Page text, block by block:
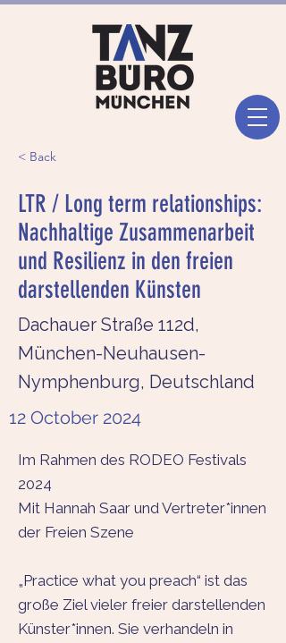
< Back
LTR / Long term relationships:
Nachhaltige Zusammenarbeit
und Resilienz in den freien
darstellenden Künsten
Dachauer Straße 112d,
München-Neuhausen-
Nymphenburg, Deutschland
12 October 2024
Im Rahmen des RODEO Festivals
2024
Mit Hannah Saar und Vertreter*innen
der Freien Szene
„Practice what you preach“ ist das
große Ziel vieler freier darstellenden
Künster*innen. Sie verhandeln in